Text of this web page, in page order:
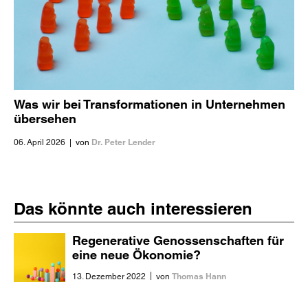
Was wir bei Transformationen in Unternehmen
übersehen
06. April 2026 | von Dr. Peter Lender
Das könnte auch interessieren
Regenerative Genossenschaften für
eine neue Ökonomie?
13. Dezember 2022 | von Thomas Hann